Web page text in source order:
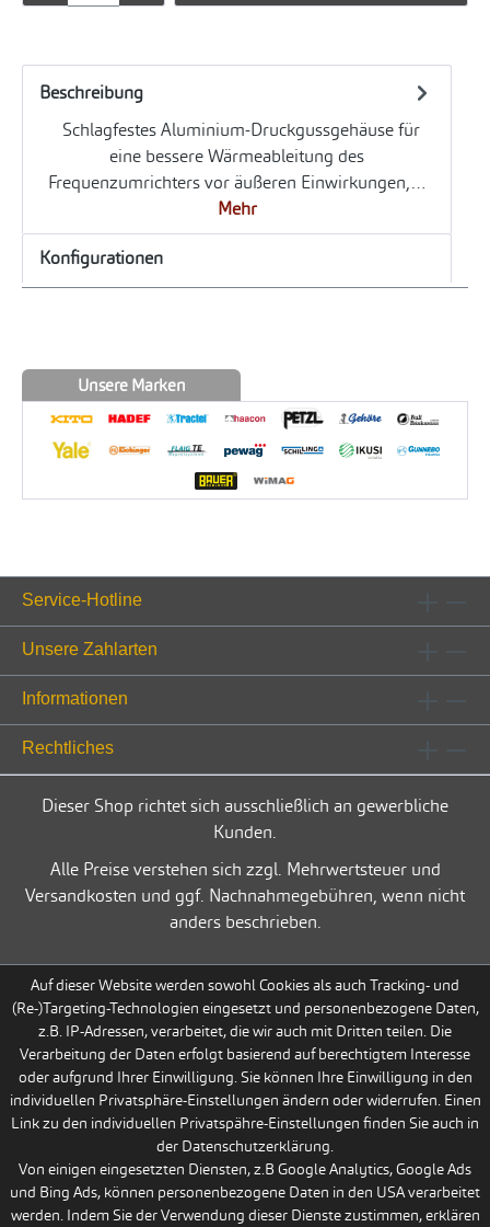
Beschreibung
Schlagfestes Aluminium-Druckgussgehäuse für
eine bessere Wärmeableitung des
Frequenzumrichters vor äußeren Einwirkungen,…
Mehr
Konfigurationen
Unsere Marken
Service-Hotline
Unsere Zahlarten
Informationen
Rechtliches
Dieser Shop richtet sich ausschließlich an gewerbliche
Kunden.
Alle Preise verstehen sich zzgl. Mehrwertsteuer und
Versandkosten und ggf. Nachnahmegebühren, wenn nicht
anders beschrieben.
Auf dieser Website werden sowohl Cookies als auch Tracking- und
(Re-)Targeting-Technologien eingesetzt und personenbezogene Daten,
z.B. IP-Adressen, verarbeitet, die wir auch mit Dritten teilen. Die
Verarbeitung der Daten erfolgt basierend auf berechtigtem Interesse
oder aufgrund Ihrer Einwilligung. Sie können Ihre Einwilligung in den
individuellen Privatsphäre-Einstellungen ändern oder widerrufen. Einen
Link zu den individuellen Privatspähre-Einstellungen finden Sie auch in
der Datenschutzerklärung.
Von einigen eingesetzten Diensten, z.B Google Analytics, Google Ads
und Bing Ads, können personenbezogene Daten in den USA verarbeitet
werden. Indem Sie der Verwendung dieser Dienste zustimmen, erklären